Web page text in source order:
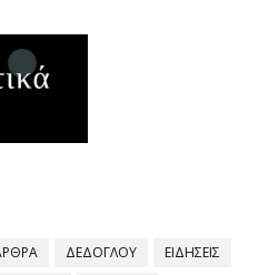
ΔΕΔΟΓΛΟΥ
ΕΙΔΗΣΕΙΣ